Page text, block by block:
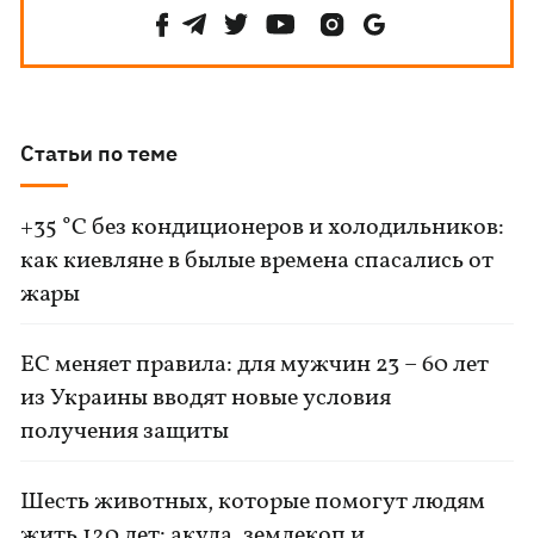
Статьи по теме
+35 °C без кондиционеров и холодильников:
как киевляне в былые времена спасались от
жары
ЕС меняет правила: для мужчин 23 – 60 лет
из Украины вводят новые условия
получения защиты
Шесть животных, которые помогут людям